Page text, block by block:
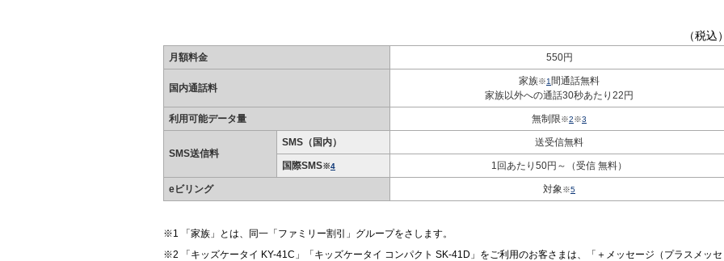
（税込
月額料金 550円
国内通話料
家族※1 間通話無料
家族以外への通話30秒あたり22円
利用可能データ量 無制限※2※3
SMS送信料
SMS（国内） 送受信無料
国際SMS※4 1回あたり50円～（受信 無料）
eビリング 対象※5
「家族」とは、同一「ファミリー割引」グループをさします。
「キッズケータイ KY-41C」「キッズケータイ コンパクト SK-41D」をご利用のお客さまは、「＋メッセージ（プラスメッセ